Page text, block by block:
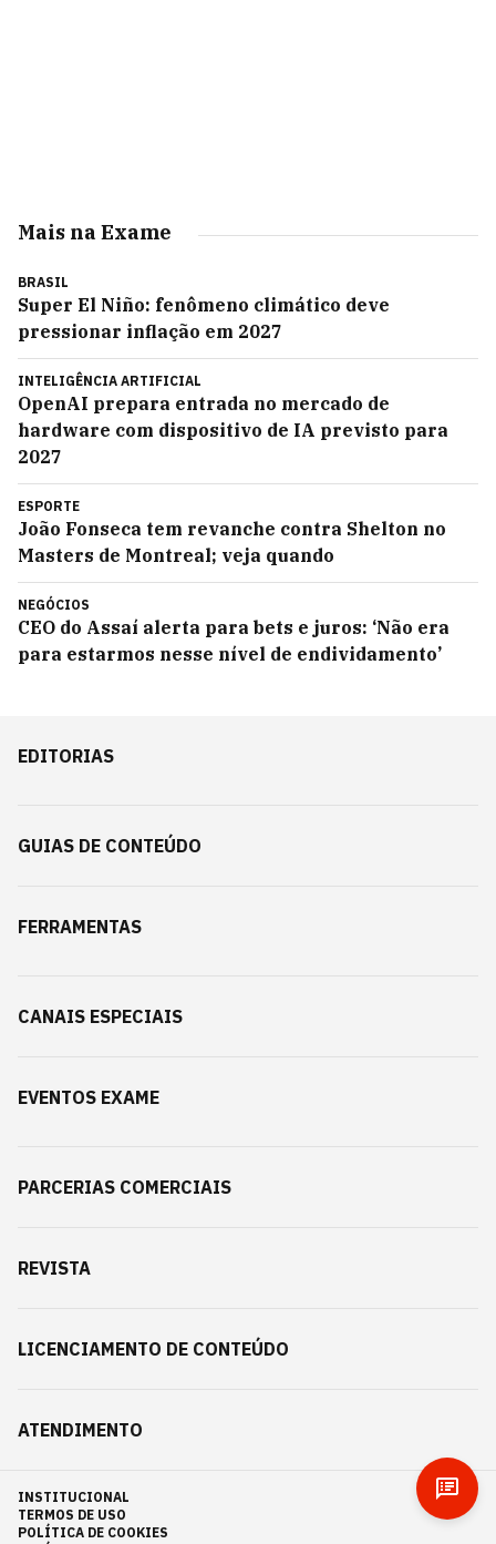
Mais na Exame
BRASIL
Super El Niño: fenômeno climático deve
pressionar inflação em 2027
INTELIGÊNCIA ARTIFICIAL
OpenAI prepara entrada no mercado de
hardware com dispositivo de IA previsto para
2027
ESPORTE
João Fonseca tem revanche contra Shelton no
Masters de Montreal; veja quando
NEGÓCIOS
CEO do Assaí alerta para bets e juros: ‘Não era
para estarmos nesse nível de endividamento’
EDITORIAS
GUIAS DE CONTEÚDO
FERRAMENTAS
CANAIS ESPECIAIS
EVENTOS EXAME
PARCERIAS COMERCIAIS
REVISTA
LICENCIAMENTO DE CONTEÚDO
ATENDIMENTO
INSTITUCIONAL
TERMOS DE USO
POLÍTICA DE COOKIES